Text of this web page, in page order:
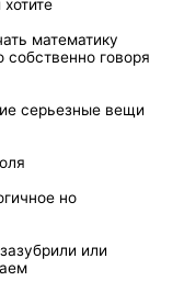
математику
говоря
серьезные вещи
но
или